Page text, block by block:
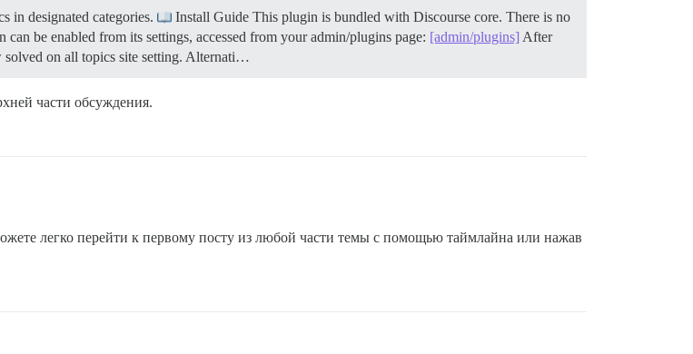
in designated categories.
Install Guide This plugin is bundled with Discourse core. There is no
be enabled from its settings, accessed from your admin/plugins page: [admin/plugins] After
solved on all topics site setting. Alternati…
части обсуждения.
легко перейти к первому посту из любой части темы с помощью таймлайна или нажав